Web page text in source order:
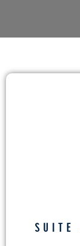
SUITE